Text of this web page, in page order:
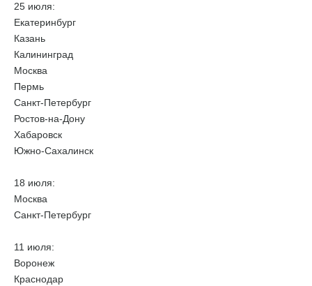
25 июля:
Екатеринбург
Казань
Калининград
Москва
Пермь
Санкт-Петербург
Ростов-на-Дону
Хабаровск
Южно-Сахалинск
18 июля:
Москва
Санкт-Петербург
11 июля:
Воронеж
Краснодар